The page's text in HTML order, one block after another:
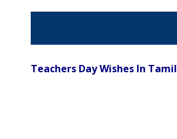
Teachers Day Wishes In Tamil